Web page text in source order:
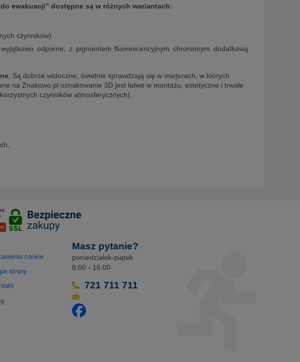
ewakuacji” dostępne są w różnych wariantach:
czynników)
odporne, z pigmentem fluorescencyjnym chronionym dodatkową
. Są dobrze widoczne, świetnie sprawdzają się w miejscach, w których
na Znakowo.pl oznakowanie 3D jest łatwe w montażu, estetyczne i trwałe
czynników atmosferycznych).
cookie
strony
Masz pytanie?
poniedziałek-piątek
8:00 - 16:00
721 711 711
Odwiedź nasz profil na Facebooku